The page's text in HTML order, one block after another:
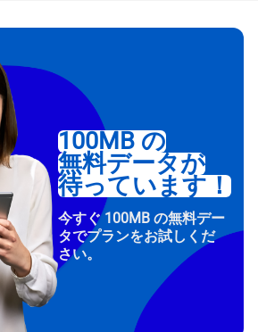
100MB の
無料データが
待っています！
今すぐ 100MB の無料デー
タでプランをお試しくだ
さい。